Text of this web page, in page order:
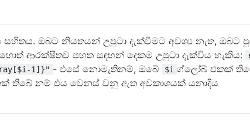
සහිතය. ඔබට නියතයන් උපුටා දැක්වීමට අවශ්‍ය නැත, ඔබට
ආරක්ෂිතව පහත සඳහන් දෙකම උපුටා දැක්විය හැකිය:
1]}" - එසේ නොමැතිනම්, ඔබේ $i ග්ලෝබ් එකක්
තිබේ නම් එය වෙනස් වනු ඇත අවකාශයක් යනාදිය